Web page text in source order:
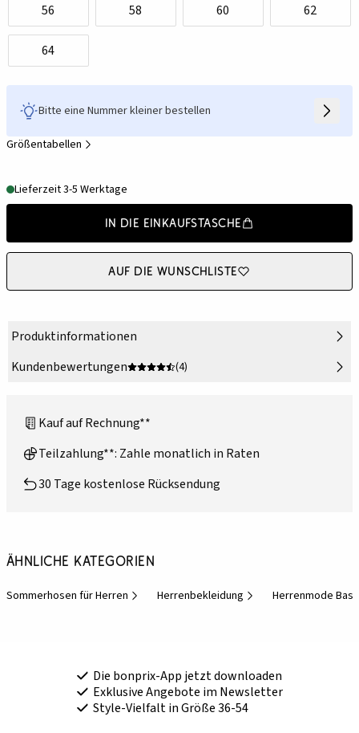
56 58 60 62
64
Bitte eine Nummer kleiner bestellen
Größentabellen
Lieferzeit 3-5 Werktage
In die Einkaufstasche
Auf die Wunschliste
Produktinformationen
Kundenbewertungen
(4)
Kauf auf Rechnung**
Teilzahlung**: Zahle monatlich in Raten
30 Tage kostenlose Rücksendung
Ähnliche Kategorien
Sommerhosen für Herren Herrenbekleidung Herrenmode
Die bonprix-App jetzt downloaden
Exklusive Angebote im Newsletter
Style-Vielfalt in Größe 36-54